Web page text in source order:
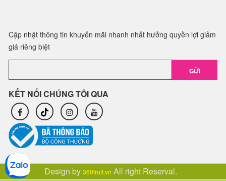
Cập nhật thông tin khuyến mãi nhanh nhất hưởng quyền lợi giảm
giá riêng biệt
GỬI
KẾT NỐI CHÚNG TÔI QUA
Design by 360fruit.vn All right Reserval.